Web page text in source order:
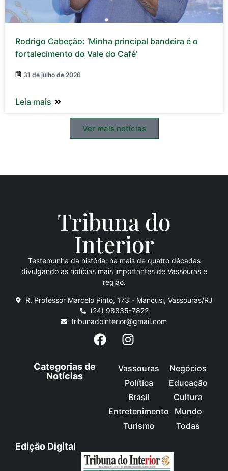
Rodrigo Cabeção: ‘Minha principal bandeira é o
fortalecimento do Vale do Café’
31 de julho de 2026
Leia mais
Ver mais notícias
Tribuna do
Interior
Testemunha da história: há mais de quatro décadas
divulgando as notícias mais importantes de Vassouras e
região.
R. Professor Marcelo Pinto, 173 - Mancusi, Vassouras/RJ
(24) 98835-7822
tribunadointerior@gmail.com
Categorias de
Notícias
Vassouras
Política
Brasil
Entretenimento
Turismo
Negócios
Educação
Cultura
Mundo
Todas
Edição Digital